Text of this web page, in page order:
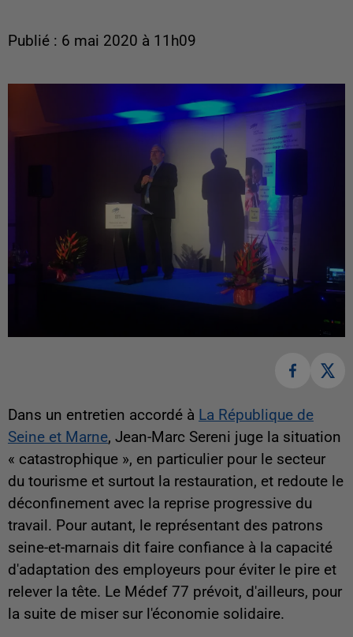
Publié : 6 mai 2020 à 11h09
Dans un entretien accordé à La République de
Seine et Marne, Jean-Marc Sereni juge la situation
« catastrophique », en particulier pour le secteur
du tourisme et surtout la restauration, et redoute le
déconfinement avec la reprise progressive du
travail. Pour autant, le représentant des patrons
seine-et-marnais dit faire confiance à la capacité
d'adaptation des employeurs pour éviter le pire et
relever la tête. Le Médef 77 prévoit, d'ailleurs, pour
la suite de miser sur l'économie solidaire.